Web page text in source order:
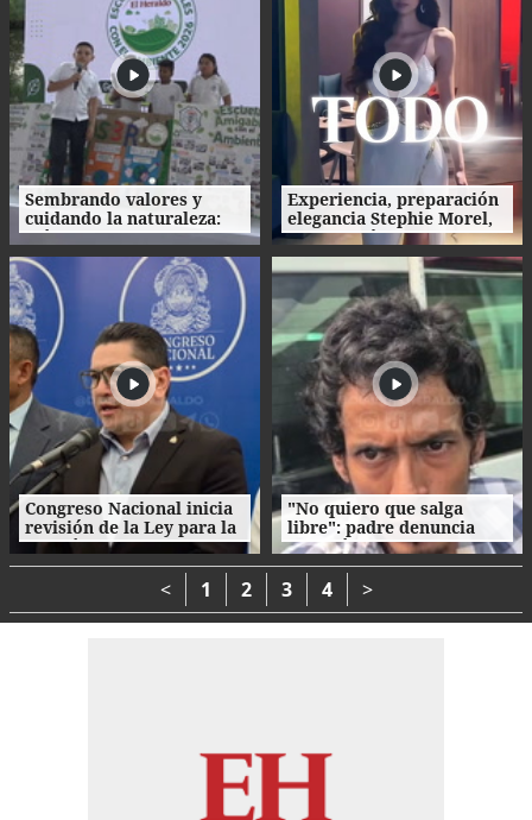
Sembrando valores y
cuidando la naturaleza:
así fue la clausura de las
Escuelas Amigables con el
Ambiente
Experiencia, preparación
elegancia Stephie Morel,
Miss Cortés va por la
corona de Miss Honduras
2026
Congreso Nacional inicia
revisión de la Ley para la
Gestión Integral de
Residuos en Honduras
"No quiero que salga
libre": padre denuncia
agresión de su propio
hijo en La Ceiba
< 1 2 3 4 >